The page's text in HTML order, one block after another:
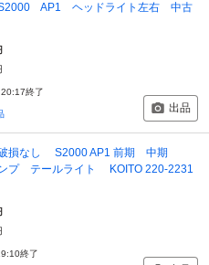
AP1 ヘッドライト左右 中古
終了
出品
破損なし S2000 AP1 前期 中期
プ テールライト KOITO 220-2231
終了